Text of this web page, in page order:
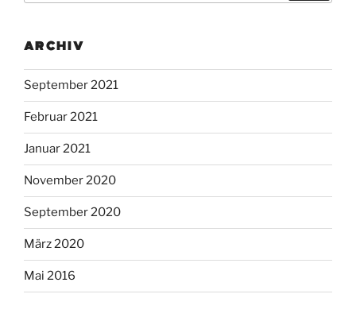
ARCHIV
September 2021
Februar 2021
Januar 2021
November 2020
September 2020
März 2020
Mai 2016